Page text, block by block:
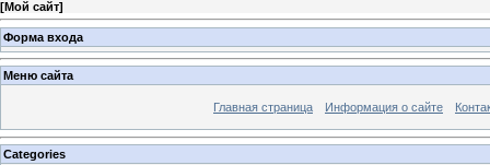
[Мой сайт]
Форма входа
Меню сайта
Главная страница Информация о сайте
Categories